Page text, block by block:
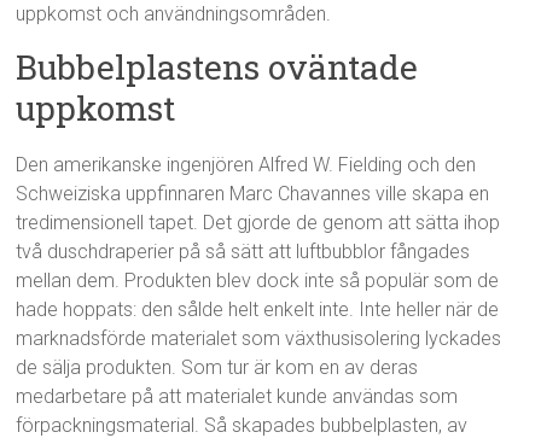
uppkomst och användningsområden.
Bubbelplastens oväntade
uppkomst
Den amerikanske ingenjören Alfred W. Fielding och den
Schweiziska uppfinnaren Marc Chavannes ville skapa en
tredimensionell tapet. Det gjorde de genom att sätta ihop
två duschdraperier på så sätt att luftbubblor fångades
mellan dem. Produkten blev dock inte så populär som de
hade hoppats: den sålde helt enkelt inte. Inte heller när de
marknadsförde materialet som växthusisolering lyckades
de sälja produkten. Som tur är kom en av deras
medarbetare på att materialet kunde användas som
förpackningsmaterial. Så skapades bubbelplasten, av